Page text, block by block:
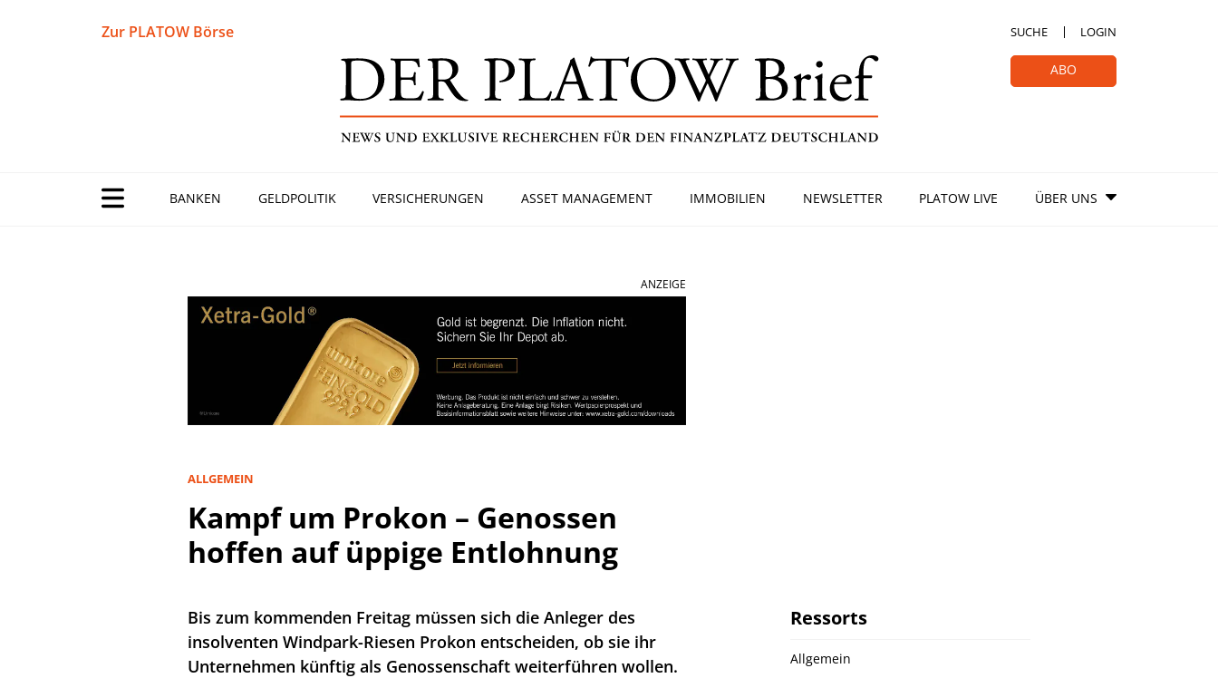
Zur PLATOW Börse SUCHE LOGIN
ABO
BANKEN GELDPOLITIK VERSICHERUNGEN ASSET MANAGEMENT IMMOBILIEN NEWSLETTER PLATOW LIVE ÜBER UNS
ANZEIGE
ALLGEMEIN
Kampf um Prokon – Genossen
hoffen auf üppige Entlohnung
Bis zum kommenden Freitag müssen sich die Anleger des
insolventen Windpark-Riesen Prokon entscheiden, ob sie ihr
Unternehmen künftig als Genossenschaft weiterführen wollen.
Ressorts
Allgemein